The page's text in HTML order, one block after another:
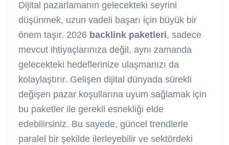
Dijital pazarlamanın gelecekteki seyrini
düşünmek, uzun vadeli başarı için büyük bir
önem taşır. 2026 backlink paketleri, sadece
mevcut ihtiyaçlarınıza değil, aynı zamanda
gelecekteki hedeflerinize ulaşmanızı da
kolaylaştırır. Gelişen dijital dünyada sürekli
değişen pazar koşullarına uyum sağlamak için
bu paketler ile gerekli esnekliği elde
edebilirsiniz. Bu sayede, güncel trendlerle
paralel bir şekilde ilerleyebilir ve sektördeki